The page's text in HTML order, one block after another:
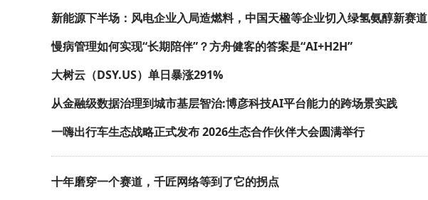
新能源下半场：风电企业入局造燃料，中国天楹等企业切入绿氢氨醇新赛道
慢病管理如何实现“长期陪伴”？方舟健客的答案是“AI+H2H”
大树云（DSY.US）单日暴涨291%
从金融级数据治理到城市基层智治:博彦科技AI平台能力的跨场景实践
一嗨出行车生态战略正式发布 2026生态合作伙伴大会圆满举行
十年磨穿一个赛道，千匠网络等到了它的拐点